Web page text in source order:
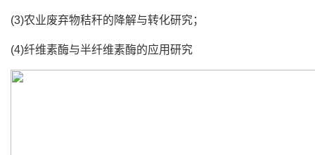
(3)农业废弃物秸秆的降解与转化研究；
(4)纤维素酶与半纤维素酶的应用研究